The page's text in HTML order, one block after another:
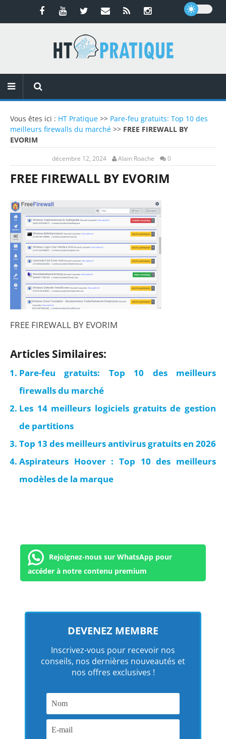
Vous êtes ici : HT Pratique >> Pare-feu gratuits: Top 10 des
meilleurs firewalls du marché >> FREE FIREWALL BY
EVORIM
décembre 12, 2024 Alain Roache 0
FREE FIREWALL BY EVORIM
FREE FIREWALL BY EVORIM
Articles Similaires:
Pare-feu gratuits: Top 10 des meilleurs
firewalls du marché
Les 14 meilleurs logiciels gratuits de gestion
de partitions
Top 13 des meilleurs antivirus gratuits en 2026
Aspirateurs Hoover : Top 10 des meilleurs
modèles de la marque
Rejoignez-nous sur WhatsApp pour
accéder à notre contenu premium
DEVENEZ MEMBRE
Inscrivez-vous pour recevoir nos
conseils, nos dernières nouveautés et
nos offres exclusives !